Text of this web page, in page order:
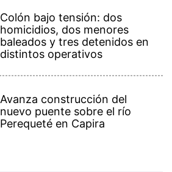
Colón bajo tensión: dos
homicidios, dos menores
baleados y tres detenidos en
distintos operativos
Avanza construcción del
nuevo puente sobre el río
Perequeté en Capira